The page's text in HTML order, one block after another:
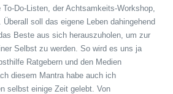
To-Do-Listen, der Achtsamkeits-Workshop,
soll das eigene Leben dahingehend
Beste aus sich herauszuholen, um zur
Selbst zu werden. So wird es uns ja
Ratgebern und den Medien
diesem Mantra habe auch ich
selbst einige Zeit gelebt. Von